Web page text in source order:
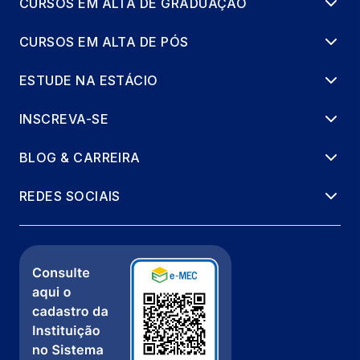
LABVIDA EM CIENCIAS SOCIAIS 4
33 horas
LABVIDA EM CIENCIAS SOCIAIS 5
8 horas
CURSOS EM ALTA DE PÓS
ESTUDE NA ESTÁCIO
INSCREVA-SE
BLOG & CARREIRA
REDES SOCIAIS